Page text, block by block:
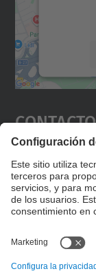
Contacto
Editad en la
encontraréis
Formulario de